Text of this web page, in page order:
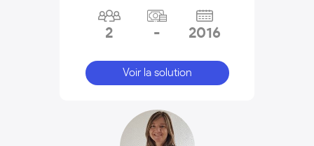
2 - 2016
Voir la solution